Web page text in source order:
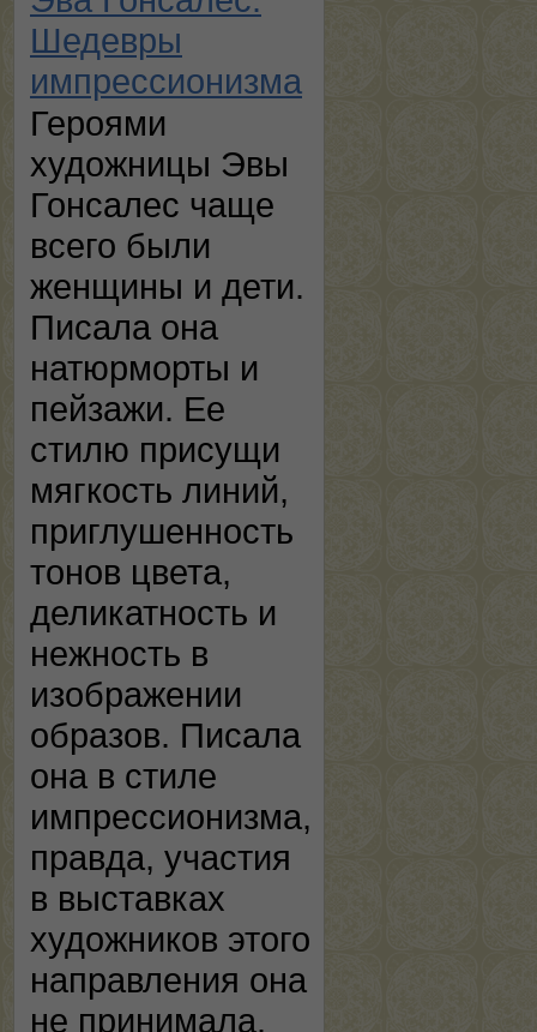
Шедевры
импрессионизма
Героями
художницы Эвы
Гонсалес чаще
всего были
женщины и дети.
Писала она
натюрморты и
пейзажи. Ее
стилю присущи
мягкость линий,
приглушенность
тонов цвета,
деликатность и
нежность в
изображении
образов. Писала
она в стиле
импрессионизма,
правда, участия
в выставках
художников этого
направления она
не принимала.